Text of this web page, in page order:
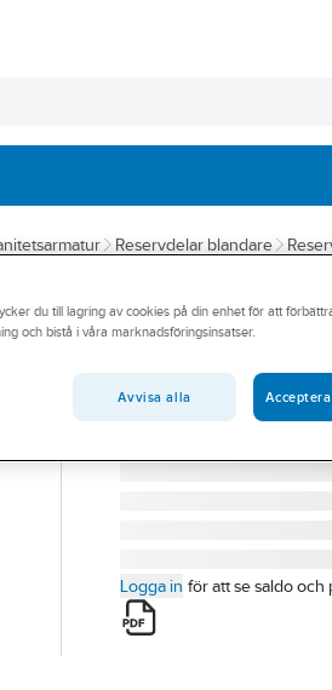
Reservdelar blandare
ORAS
Spak till 1-
ORAS159180 SPAK F 1-
Artikelnummer:
8347488
159180
Logga in för att se saldo och
du till lagring av cookies på din enhet för att
och bistå i våra marknadsföringsinsatser.
Avvisa alla